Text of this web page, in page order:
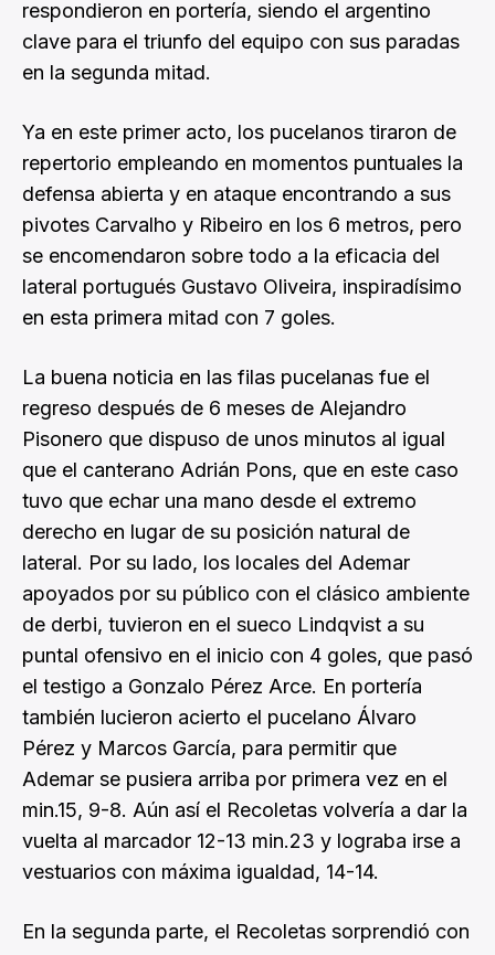
respondieron en portería, siendo el argentino
clave para el triunfo del equipo con sus paradas
en la segunda mitad.
Ya en este primer acto, los pucelanos tiraron de
repertorio empleando en momentos puntuales la
defensa abierta y en ataque encontrando a sus
pivotes Carvalho y Ribeiro en los 6 metros, pero
se encomendaron sobre todo a la eficacia del
lateral portugués Gustavo Oliveira, inspiradísimo
en esta primera mitad con 7 goles.
La buena noticia en las filas pucelanas fue el
regreso después de 6 meses de Alejandro
Pisonero que dispuso de unos minutos al igual
que el canterano Adrián Pons, que en este caso
tuvo que echar una mano desde el extremo
derecho en lugar de su posición natural de
lateral. Por su lado, los locales del Ademar
apoyados por su público con el clásico ambiente
de derbi, tuvieron en el sueco Lindqvist a su
puntal ofensivo en el inicio con 4 goles, que pasó
el testigo a Gonzalo Pérez Arce. En portería
también lucieron acierto el pucelano Álvaro
Pérez y Marcos García, para permitir que
Ademar se pusiera arriba por primera vez en el
min.15, 9-8. Aún así el Recoletas volvería a dar la
vuelta al marcador 12-13 min.23 y lograba irse a
vestuarios con máxima igualdad, 14-14.
En la segunda parte, el Recoletas sorprendió con